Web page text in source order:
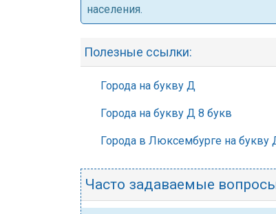
населения.
Полезные ссылки:
Города на букву Д
Города на букву Д 8 букв
Города в Люксембурге на букву
Часто задаваемые